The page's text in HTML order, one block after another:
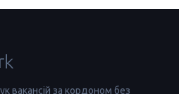
вакансій за кордоном без